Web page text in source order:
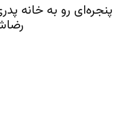
پنجره‌ای رو به خانه
رضاشاه ـ ۱۵